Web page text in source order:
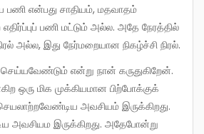
பணி மட்டும் அல்ல. அதே நேரத்தில்
அல்ல, இது நேர்மறையான நிகழ்ச்சி நிரல்.
ஒரு மிக முக்கியமான பிற்போக்குக்
அவசியம் இருக்கிறது.
அவசியம இருக்கிறது. அதேபோன்று